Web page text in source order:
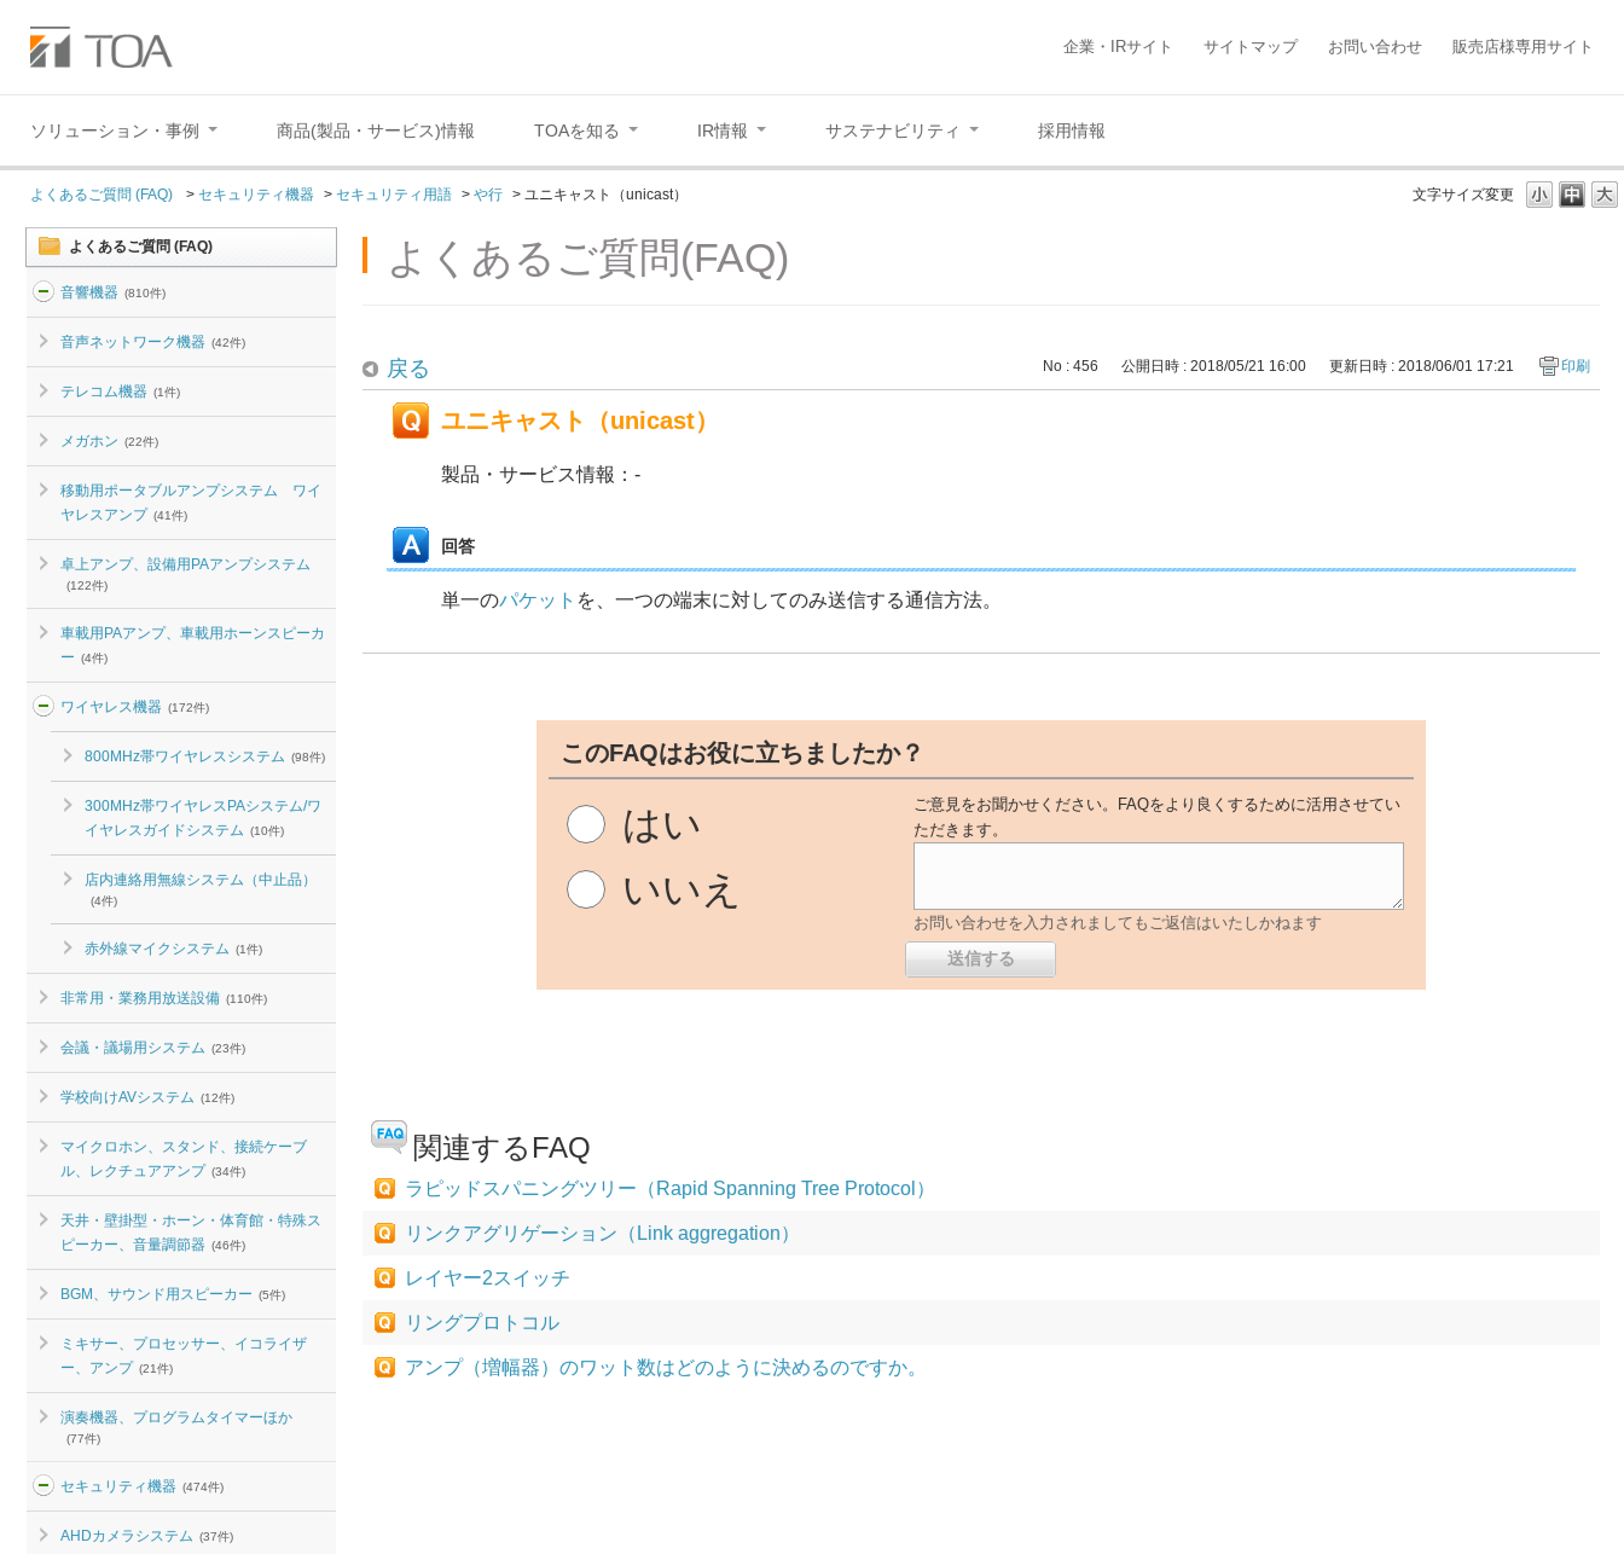
企業・IRサイト サイトマップ お問い合わせ 販売店様専用サイト
ソリューション・事例 商品(製品・サービス)情報 TOAを知る IR情報 サステナビリティ 採用情報
文字サイズ変更
よくあるご質問 (FAQ) > セキュリティ機器 > セキュリティ用語 > や行 > ユニキャスト（unicast）
よくあるご質問 (FAQ)
音響機器 (810件)
音声ネットワーク機器 (42件)
テレコム機器 (1件)
メガホン (22件)
移動用ポータブルアンプシステム ワイ
ヤレスアンプ (41件)
卓上アンプ、設備用PAアンプシステム
(122件)
車載用PAアンプ、車載用ホーンスピーカ
ー (4件)
ワイヤレス機器 (172件)
800MHz帯ワイヤレスシステム (98件)
300MHz帯ワイヤレスPAシステム/ワ
イヤレスガイドシステム (10件)
店内連絡用無線システム（中止品）
(4件)
赤外線マイクシステム (1件)
非常用・業務用放送設備 (110件)
会議・議場用システム (23件)
学校向けAVシステム (12件)
マイクロホン、スタンド、接続ケーブ
ル、レクチュアアンプ (34件)
天井・壁掛型・ホーン・体育館・特殊ス
ピーカー、音量調節器 (46件)
BGM、サウンド用スピーカー (5件)
ミキサー、プロセッサー、イコライザ
ー、アンプ (21件)
演奏機器、プログラムタイマーほか
(77件)
セキュリティ機器 (474件)
AHDカメラシステム (37件)
よくあるご質問(FAQ)
戻る No : 456 公開日時 : 2018/05/21 16:00 更新日時 : 2018/06/01 17:21 印刷
ユニキャスト（unicast）
製品・サービス情報：-
回答
単一のパケット を、一つの端末に対してのみ送信する通信方法。
このFAQはお役に立ちましたか？
はい
いいえ
ご意見をお聞かせください。FAQをより良くするために活用させてい
ただきます。
お問い合わせを入力されましてもご返信はいたしかねます
関連するFAQ
ラピッドスパニングツリー（Rapid Spanning Tree Protocol）
リンクアグリゲーション（Link aggregation）
レイヤー2スイッチ
リングプロトコル
アンプ（増幅器）のワット数はどのように決めるのですか。